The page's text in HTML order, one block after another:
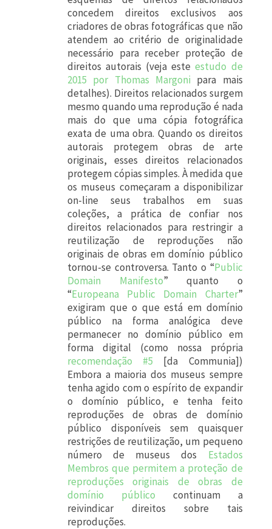
concedem direitos exclusivos aos
criadores de obras fotográficas que não
atendem ao critério de originalidade
necessário para receber proteção de
direitos autorais (veja esteestudo de
2015 por Thomas Margoni para mais
detalhes). Direitos relacionados surgem
mesmo quando uma reprodução é nada
mais do que uma cópia fotográfica
exata de uma obra. Quando os direitos
autorais protegem obras de arte
originais, esses direitos relacionados
protegem cópias simples. À medida que
os museus começaram a disponibilizar
on-line seus trabalhos em suas
coleções, a prática de confiar nos
direitos relacionados para restringir a
reutilização de reproduções não
originais de obras em domínio público
tornou-se controversa. Tanto o “Public
Domain Manifesto” quanto o
“Europeana Public Domain Charter”
exigiram que o que está em domínio
público na forma analógica deve
permanecer no domínio público em
forma digital (como nossa própria
recomendação #5 [da Communia])
Embora a maioria dos museus sempre
tenha agido com o espírito de expandir
o domínio público, e tenha feito
reproduções de obras de domínio
público disponíveis sem quaisquer
restrições de reutilização, um pequeno
número de museus dos Estados
Membros que permitem a proteção de
reproduções originais de obras de
domínio público continuam a
reivindicar direitos sobre tais
reproduções.